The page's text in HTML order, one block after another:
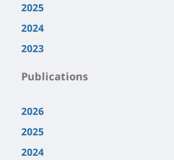
2025
2024
2023
Publications
2026
2025
2024